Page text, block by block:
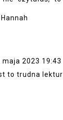
maja 2023 19:43
to trudna